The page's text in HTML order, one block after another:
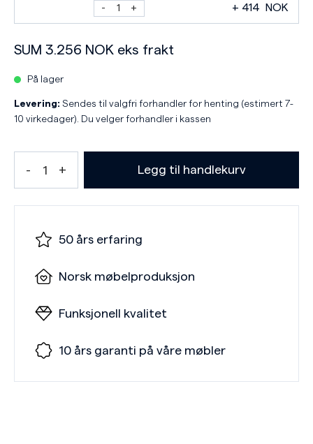
+ 414 NOK
SUM 3.256 NOK eks frakt
På lager
Levering: Sendes til valgfri forhandler for henting (estimert 7-
10 virkedager). Du velger forhandler i kassen
Legg til handlekurv
50 års erfaring
Norsk møbelproduksjon
Funksjonell kvalitet
10 års garanti på våre møbler